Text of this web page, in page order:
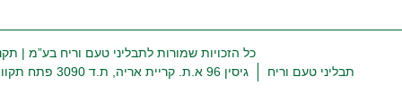
כל הזכויות שמורות לתבליני טעם וריח בע”מ |
תבליני טעם וריח
גיסין 96 א.ת. קריית אריה, ת.ד 3090 פתח תקווה 4922398